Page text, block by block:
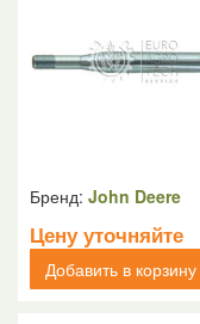
Бренд: John Deere
Цену уточняйте
Добавить в корзину